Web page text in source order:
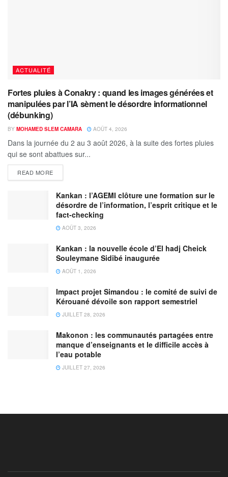
ACTUALITÉ
Fortes pluies à Conakry : quand les images générées et
manipulées par l’IA sèment le désordre informationnel
(débunking)
BY MOHAMED SLEM CAMARA AOÛT 4, 2026
Dans la journée du 2 au 3 août 2026, à la suite des fortes pluies
qui se sont abattues sur...
READ MORE
Kankan : l’AGEMI clôture une formation sur le
désordre de l’information, l’esprit critique et le
fact-checking
AOÛT 3, 2026
Kankan : la nouvelle école d’El hadj Cheick
Souleymane Sidibé inaugurée
AOÛT 1, 2026
Impact projet Simandou : le comité de suivi de
Kérouané dévoile son rapport semestriel
JUILLET 28, 2026
Makonon : les communautés partagées entre
manque d’enseignants et le difficile accès à
l’eau potable
JUILLET 27, 2026